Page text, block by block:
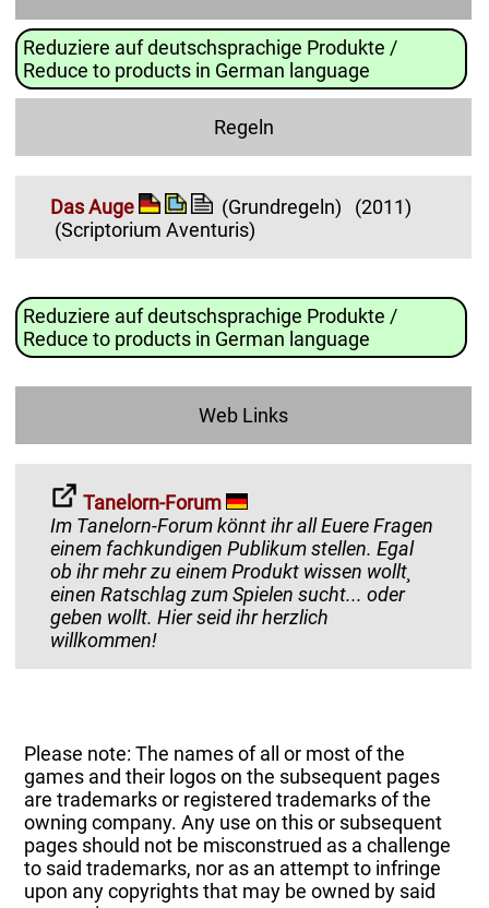
Reduziere auf deutschsprachige Produkte /
Reduce to products in German language
Regeln
Das Auge (Grundregeln)
(2011)
(Scriptorium Aventuris)
Reduziere auf deutschsprachige Produkte /
Reduce to products in German language
Web Links
Tanelorn-Forum
Im Tanelorn-Forum könnt ihr all Euere Fragen
einem fachkundigen Publikum stellen. Egal
ob ihr mehr zu einem Produkt wissen wollt¸
einen Ratschlag zum Spielen sucht... oder
geben wollt. Hier seid ihr herzlich
willkommen!
Please note: The names of all or most of the
games and their logos on the subsequent pages
are trademarks or registered trademarks of the
owning company. Any use on this or subsequent
pages should not be misconstrued as a challenge
to said trademarks, nor as an attempt to infringe
upon any copyrights that may be owned by said